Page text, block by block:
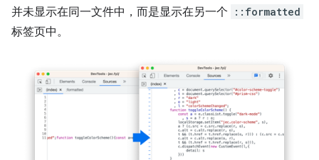
并未显示在同一文件中，而是显示在另一个
::formatted
标签页中。